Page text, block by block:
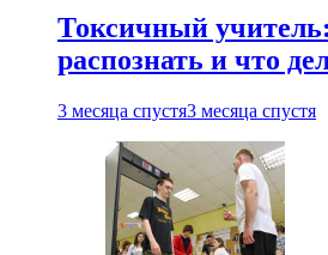
Токсичный
распознать и что
3 месяца спустя3 месяца спустя